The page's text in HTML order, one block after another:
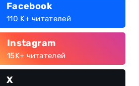
Facebook
110 K+ читателей
Instagram
15K+ читателей
X